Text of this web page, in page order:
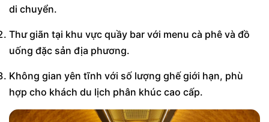
di chuyển.
Thư giãn tại khu vực quầy bar với menu cà phê và đồ
uống đặc sản địa phương.
Không gian yên tĩnh với số lượng ghế giới hạn, phù
hợp cho khách du lịch phân khúc cao cấp.